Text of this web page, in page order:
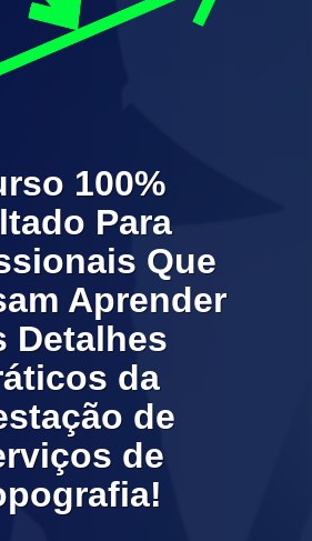
100%
Para
Que
Aprender
Detalhes
da
de
de